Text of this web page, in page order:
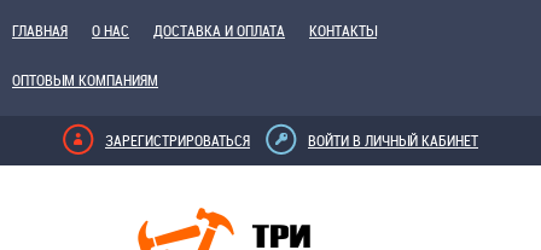
ГЛАВНАЯ О НАС ДОСТАВКА И ОПЛАТА КОНТАКТЫ
ОПТОВЫМ КОМПАНИЯМ
ЗАРЕГИСТРИРОВАТЬСЯ ВОЙТИ В ЛИЧНЫЙ КАБИНЕТ